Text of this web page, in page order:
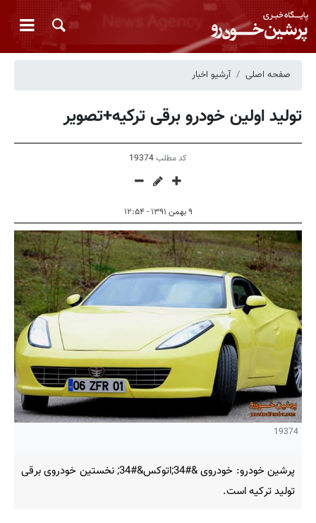
صفحه اصلی آرشیو اخبار
تولید اولین خودرو برقی ترکیه+تصویر
کد مطلب19374
۹ بهمن ۱۳۹۱ - ۱۲:۵۴
19374
پرشین خودرو: خودروی &#34;اتوکس&#34; نخستین خودروی برقی
تولید ترکیه است.